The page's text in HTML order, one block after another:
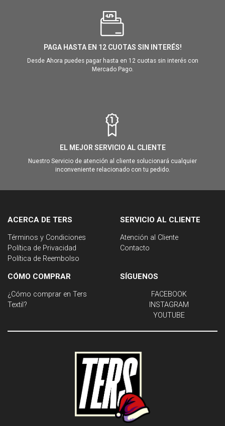
PAGA HASTA EN 12 CUOTAS SIN INTERÉS!
Desde Ahora puedes pagar hasta en 12 cuotas sin interés con
Mercado Pago.
EL MEJOR SERVICIO AL CLIENTE
Nuestro Servicio de atención al cliente solucionará cualquier
inconveniente relacionado con tu pedido.
ACERCA DE TERS
Términos y Condiciones
Política de Privacidad
Política de Reembolso
SERVICIO AL CLIENTE
Atención al Cliente
Contacto
CÓMO COMPRAR
¿Cómo comprar en Ters
Textil?
SÍGUENOS
FACEBOOK
INSTAGRAM
YOUTUBE